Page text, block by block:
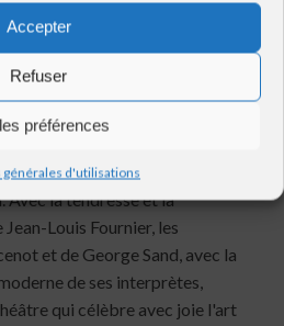
Accepter
Refuser
préférences
générales d'utilisations
2026 – 21H
à la Paysannerie » Récital :
la tendresse et la
Louis Fournier, les
et de George Sand, avec la
de ses interprètes,
qui célèbre avec joie l'art